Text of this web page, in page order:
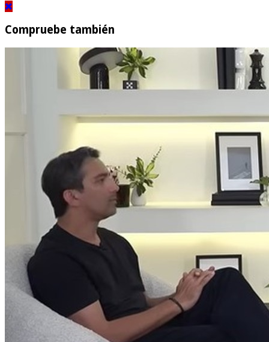
Compruebe también